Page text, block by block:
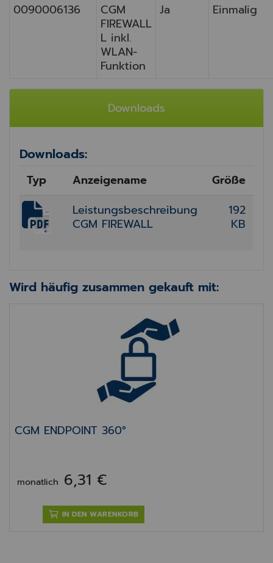
0090006136
CGM
FIREWALL
L inkl.
WLAN-
Funktion
Ja Einmalig
Downloads
Downloads:
Typ Anzeigename
Größe
Leistungsbeschreibung
CGM FIREWALL
192
KB
Wird häufig zusammen gekauft mit:
CGM ENDPOINT 360°
monatlich 6,31 €
IN DEN WARENKORB